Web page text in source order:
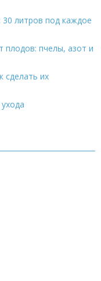
30 литров под каждое
плодов: пчелы, азот и
сделать их